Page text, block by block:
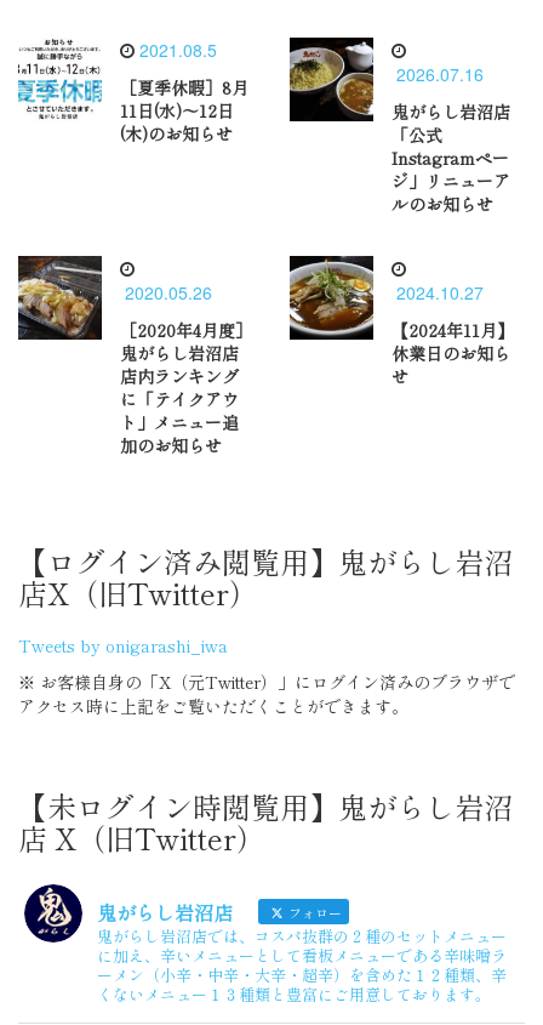
2021.08.5
［夏季休暇］8月
11日(水)〜12日
(木)のお知らせ
2026.07.16
鬼がらし岩沼店
「公式
Instagramペー
ジ」リニューア
ルのお知らせ
2020.05.26
［2020年4月度］
鬼がらし岩沼店
店内ランキング
に「テイクアウ
ト」メニュー追
加のお知らせ
2024.10.27
【2024年11月】
休業日のお知ら
せ
【ログイン済み閲覧用】鬼がらし岩沼
店X（旧Twitter）
Tweets by onigarashi_iwa
※ お客様自身の「X（元Twitter）」にログイン済みのブラウザで
アクセス時に上記をご覧いただくことができます。
【未ログイン時閲覧用】鬼がらし岩沼
店 X（旧Twitter）
鬼がらし岩沼店 フォロー
鬼がらし岩沼店では、コスパ抜群の２種のセットメニュー
に加え、辛いメニューとして看板メニューである辛味噌ラ
ーメン（小辛・中辛・大辛・超辛）を含めた１２種類、辛
くないメニュー１３種類と豊富にご用意しております。